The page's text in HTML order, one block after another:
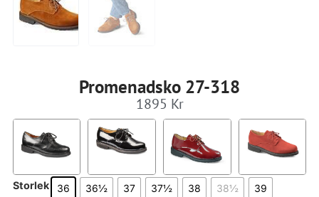
Promenadsko 27-318
1895 Kr
Storlek 36 36½ 37 37½ 38 38½ 39